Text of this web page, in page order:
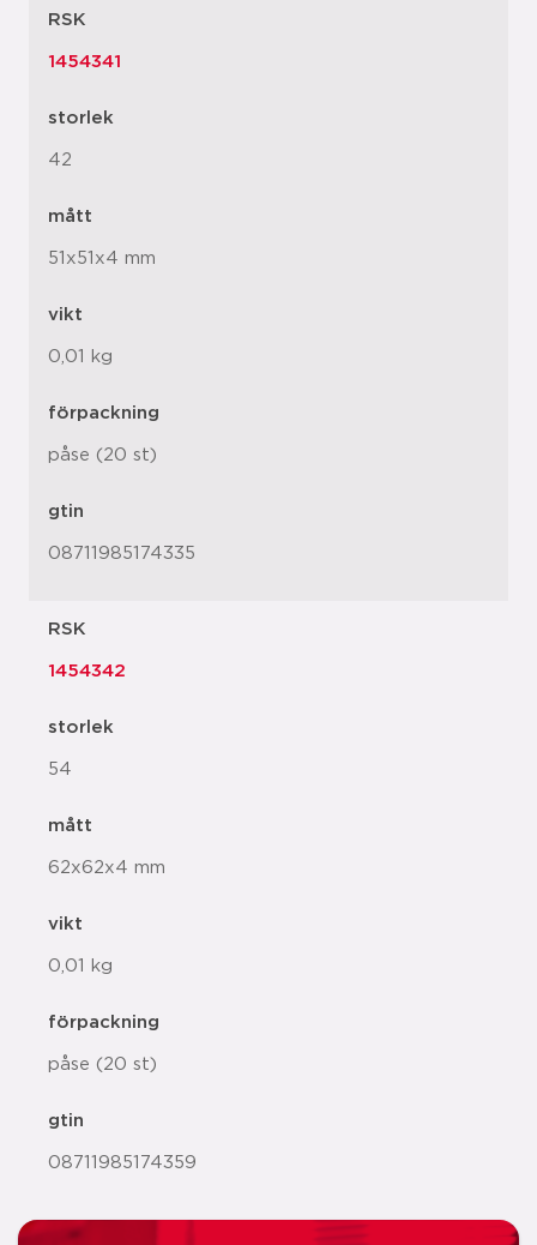
RSK
1454341
storlek
42
mått
51x51x4 mm
vikt
0,01 kg
förpackning
påse (20 st)
gtin
08711985174335
RSK
1454342
storlek
54
mått
62x62x4 mm
vikt
0,01 kg
förpackning
påse (20 st)
gtin
08711985174359